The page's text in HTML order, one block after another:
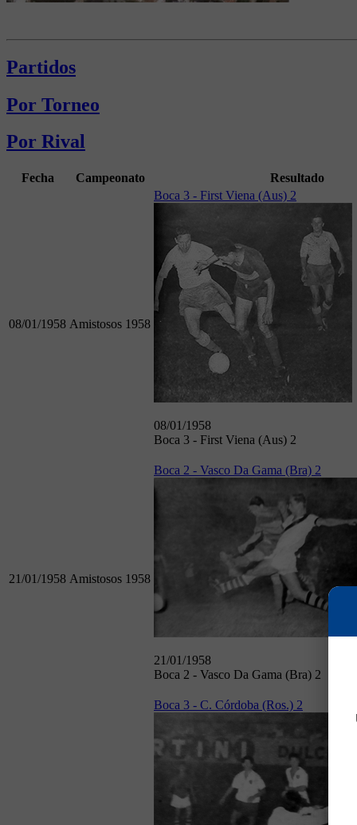
Partidos
Por Torneo
Por Rival
Fecha Campeonato Resultado
08/01/1958 Amistosos 1958
Boca 3 - First Viena (Aus) 2
08/01/1958
Boca 3 - First Viena (Aus) 2
21/01/1958 Amistosos 1958
Boca 2 - Vasco Da Gama (Bra) 2
21/01/1958
Boca 2 - Vasco Da Gama (Bra) 2
Boca 3 - C. Córdoba (Ros.) 2